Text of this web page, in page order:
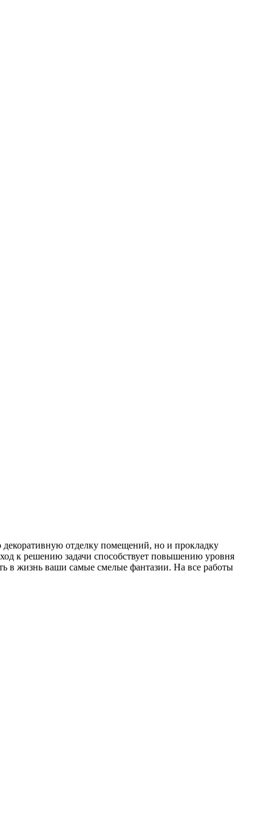
отделку помещений, но и прокладку
к решению задачи способствует повышению уровня
в жизнь ваши самые смелые фантазии. На все работы